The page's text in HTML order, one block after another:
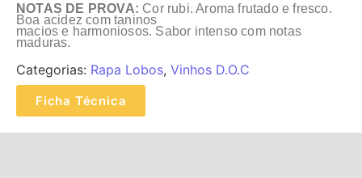
NOTAS DE PROVA: Cor rubi. Aroma frutado e fresco.
Boa acidez com taninos
macios e harmoniosos. Sabor intenso com notas
maduras.
Categorias: Rapa Lobos, Vinhos D.O.C
Ficha Técnica